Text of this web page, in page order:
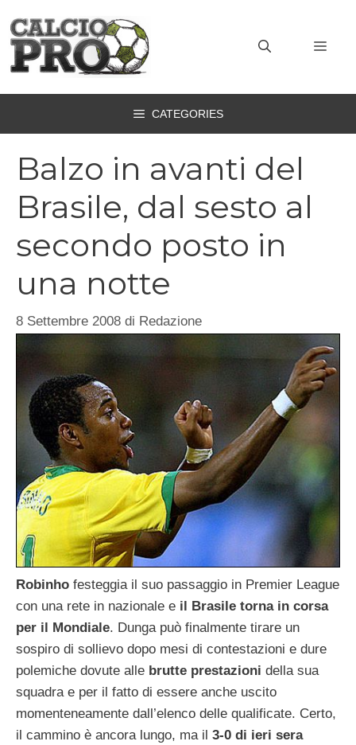
contenuto
CATEGORIES
Balzo in avanti del
Brasile, dal sesto al
secondo posto in
una notte
8 Settembre 2008 di Redazione
Robinho festeggia il suo passaggio in Premier League
con una rete in nazionale e il Brasile torna in corsa
per il Mondiale. Dunga può finalmente tirare un
sospiro di sollievo dopo mesi di contestazioni e dure
polemiche dovute alle brutte prestazioni della sua
squadra e per il fatto di essere anche uscito
momenteneamente dall’elenco delle qualificate. Certo,
il cammino è ancora lungo, ma il 3-0 di ieri sera